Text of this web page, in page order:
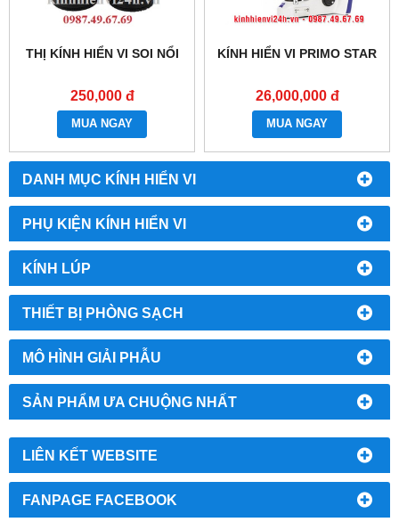
DANH MỤC KÍNH HIỂN VI
PHỤ KIỆN KÍNH HIỂN VI
KÍNH LÚP
THIẾT BỊ PHÒNG SẠCH
MÔ HÌNH GIẢI PHẪU
SẢN PHẨM ƯA CHUỘNG NHẤT
LIÊN KẾT WEBSITE
FANPAGE FACEBOOK
THỊ KÍNH HIỂN VI SOI NỔI
250,000 đ
MUA NGAY
KÍNH HIỂN VI PRIMO STAR
26,000,000 đ
MUA NGAY